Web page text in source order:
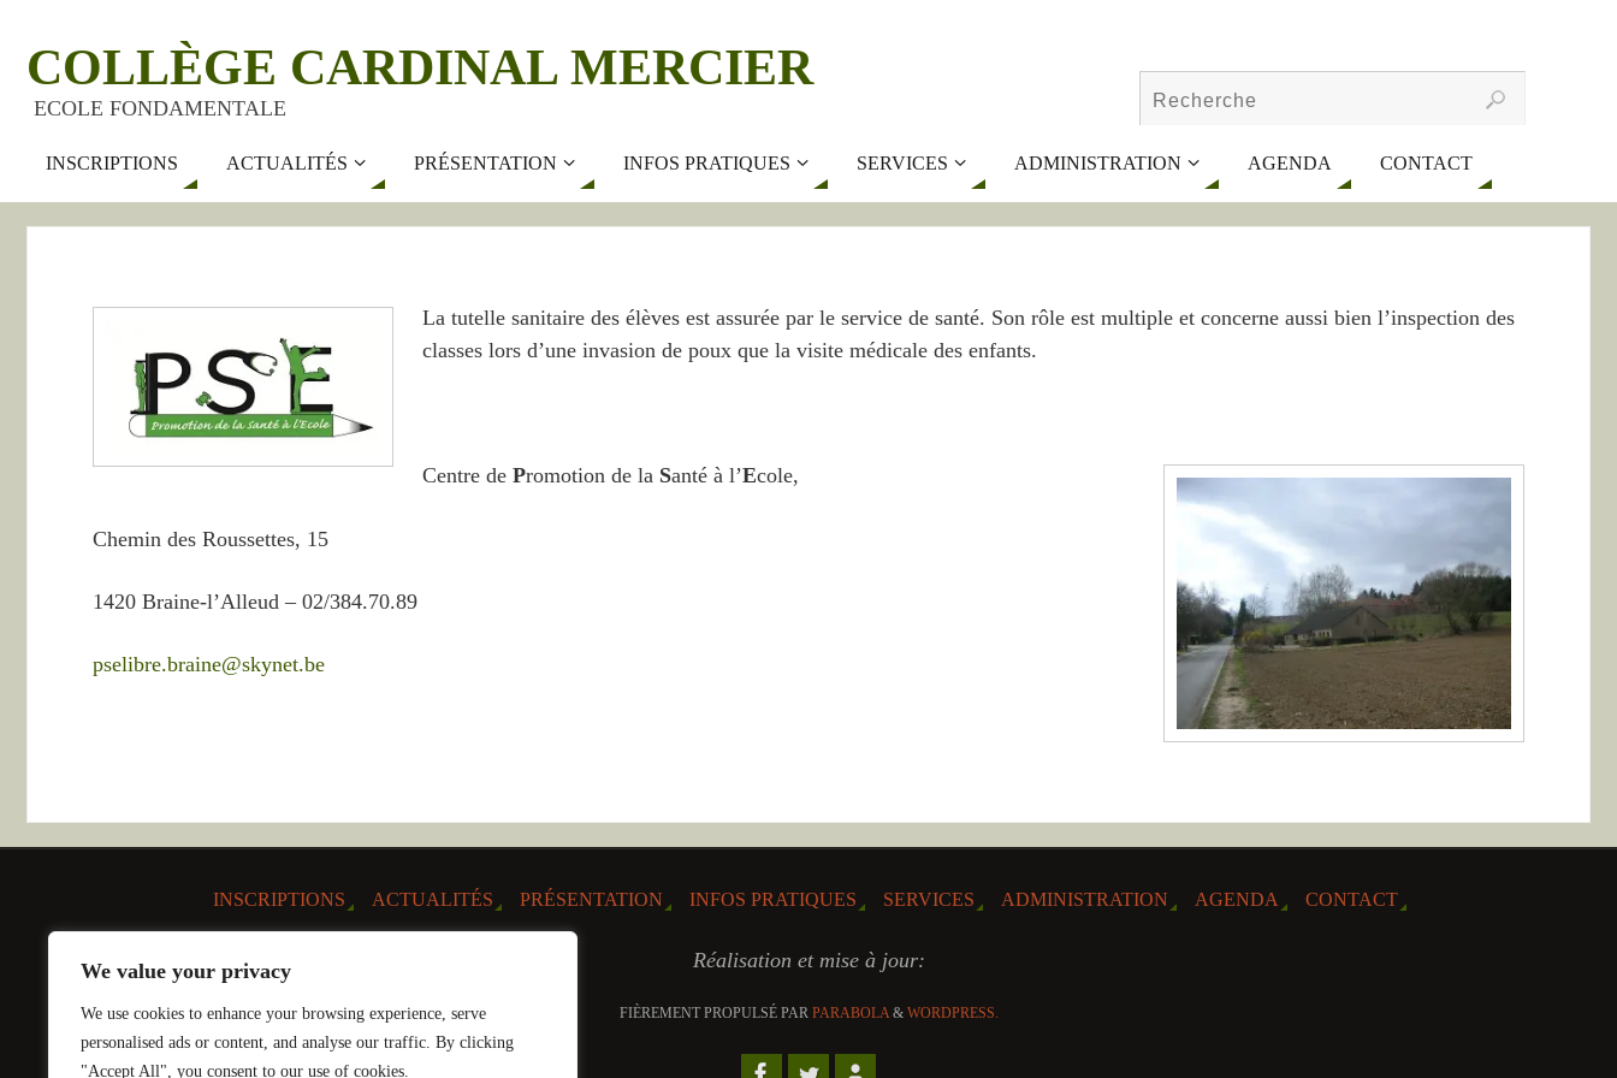
We value your privacy
We use cookies to enhance your browsing experience, serve
personalised ads or content, and analyse our traffic. By clicking
"Accept All", you consent to our use of cookies.
COLLÈGE CARDINAL MERCIER
ECOLE FONDAMENTALE
INSCRIPTIONS ACTUALITÉS PRÉSENTATION INFOS PRATIQUES SERVICES ADMINISTRATION AGENDA CONTACT
La tutelle sanitaire des élèves est assurée par le service de santé. Son rôle est multiple et concerne aussi bien l’inspection des
classes lors d’une invasion de poux que la visite médicale des enfants.
Centre de Promotion de la Santé à l’Ecole,
Chemin des Roussettes, 15
1420 Braine-l’Alleud – 02/384.70.89
pselibre.braine@skynet.be
INSCRIPTIONS ACTUALITÉS PRÉSENTATION INFOS PRATIQUES SERVICES ADMINISTRATION AGENDA CONTACT
Réalisation et mise à jour:
FIÈREMENT PROPULSÉ PAR PARABOLA& WORDPRESS.